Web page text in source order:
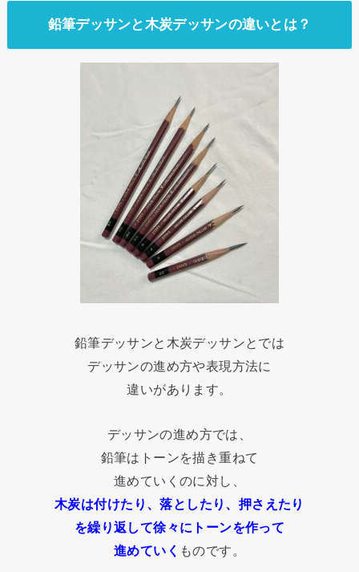
鉛筆デッサンと木炭デッサンの違いとは？
鉛筆デッサンと木炭デッサンとでは
デッサンの進め方や表現方法に
違いがあります。
デッサンの進め方では、
鉛筆はトーンを描き重ねて
進めていくのに対し、
木炭は付けたり、落としたり、押さえたり
を繰り返して徐々にトーンを作って
進めていく ものです。